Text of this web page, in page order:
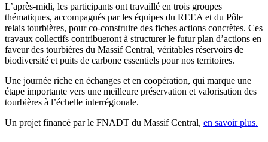
L’après-midi, les participants ont travaillé en trois groupes
thématiques, accompagnés par les équipes du REEA et du Pôle
relais tourbières, pour co-construire des fiches actions concrètes. Ces
travaux collectifs contribueront à structurer le futur plan d’actions en
faveur des tourbières du Massif Central, véritables réservoirs de
biodiversité et puits de carbone essentiels pour nos territoires.
Une journée riche en échanges et en coopération, qui marque une
étape importante vers une meilleure préservation et valorisation des
tourbières à l’échelle interrégionale.
Un projet financé par le FNADT du Massif Central, en savoir plus.